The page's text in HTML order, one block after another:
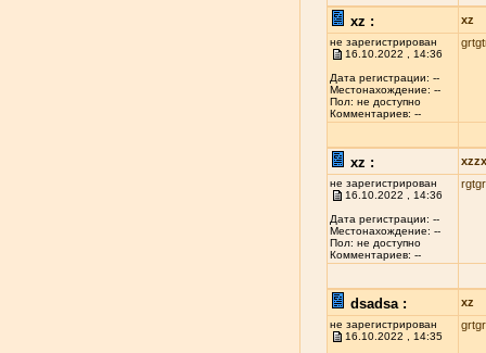
xz : xz
не зарегистрирован
16.10.2022 , 14:36
Дата регистрации: --
Местонахождение: --
Пол: не доступно
Комментариев: --
xz : xzzx
не зарегистрирован
16.10.2022 , 14:36
Дата регистрации: --
Местонахождение: --
Пол: не доступно
Комментариев: --
dsadsa : xz
не зарегистрирован
16.10.2022 , 14:35